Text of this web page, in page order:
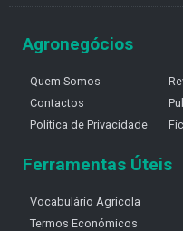
Agronegócios
Quem Somos
Contactos
Política de Privacidade
Ferramentas Úteis
Vocabulário Agricola
Termos Económicos